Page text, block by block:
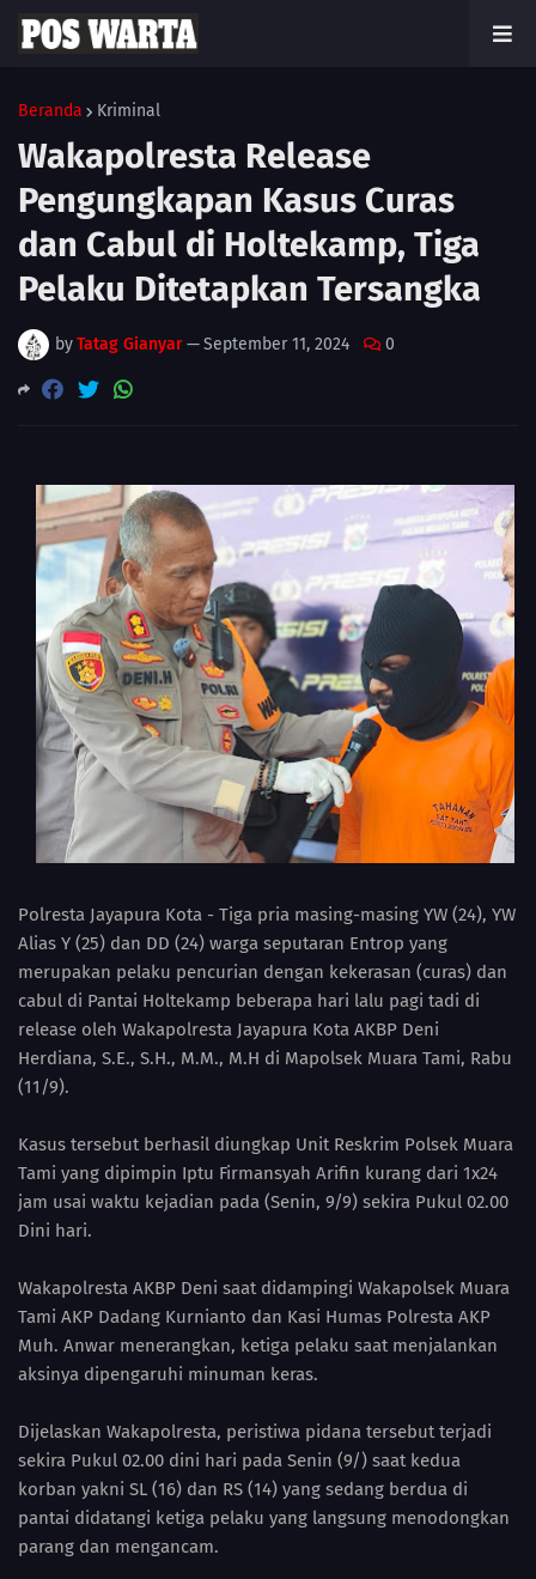
Beranda Kriminal
Wakapolresta Release
Pengungkapan Kasus Curas
dan Cabul di Holtekamp, Tiga
Pelaku Ditetapkan Tersangka
byTatag Gianyar—September 11, 2024 0
Polresta Jayapura Kota - Tiga pria masing-masing YW (24), YW
Alias Y (25) dan DD (24) warga seputaran Entrop yang
merupakan pelaku pencurian dengan kekerasan (curas) dan
cabul di Pantai Holtekamp beberapa hari lalu pagi tadi di
release oleh Wakapolresta Jayapura Kota AKBP Deni
Herdiana, S.E., S.H., M.M., M.H di Mapolsek Muara Tami, Rabu
(11/9).
Kasus tersebut berhasil diungkap Unit Reskrim Polsek Muara
Tami yang dipimpin Iptu Firmansyah Arifin kurang dari 1x24
jam usai waktu kejadian pada (Senin, 9/9) sekira Pukul 02.00
Dini hari.
Wakapolresta AKBP Deni saat didampingi Wakapolsek Muara
Tami AKP Dadang Kurnianto dan Kasi Humas Polresta AKP
Muh. Anwar menerangkan, ketiga pelaku saat menjalankan
aksinya dipengaruhi minuman keras.
Dijelaskan Wakapolresta, peristiwa pidana tersebut terjadi
sekira Pukul 02.00 dini hari pada Senin (9/) saat kedua
korban yakni SL (16) dan RS (14) yang sedang berdua di
pantai didatangi ketiga pelaku yang langsung menodongkan
parang dan mengancam.